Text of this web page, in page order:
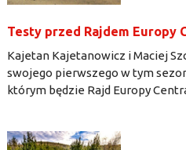
Testy przed Rajdem Europy
Kajetan Kajetanowicz i Maciej
swojego pierwszego w tym
którym będzie Rajd Europy